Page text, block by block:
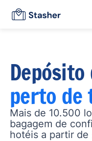
Depósito
perto de
Mais de 10.500
bagagem de
hotéis a partir de